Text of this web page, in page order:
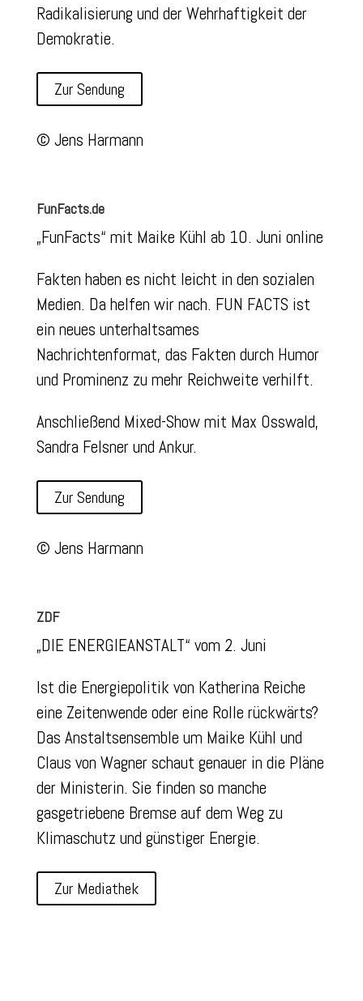
Radikalisierung und der Wehrhaftigkeit der
Demokratie.
Zur Sendung
© Jens Harmann
FunFacts.de
„FunFacts“ mit Maike Kühl ab 10. Juni online
Fakten haben es nicht leicht in den sozialen
Medien. Da helfen wir nach. FUN FACTS ist
ein neues unterhaltsames
Nachrichtenformat, das Fakten durch Humor
und Prominenz zu mehr Reichweite verhilft.
Anschließend Mixed-Show mit Max Osswald,
Sandra Felsner und Ankur.
Zur Sendung
© Jens Harmann
ZDF
„DIE ENERGIEANSTALT“ vom 2. Juni
Ist die Energiepolitik von Katherina Reiche
eine Zeitenwende oder eine Rolle rückwärts?
Das Anstaltsensemble um Maike Kühl und
Claus von Wagner schaut genauer in die Pläne
der Ministerin. Sie finden so manche
gasgetriebene Bremse auf dem Weg zu
Klimaschutz und günstiger Energie.
Zur Mediathek